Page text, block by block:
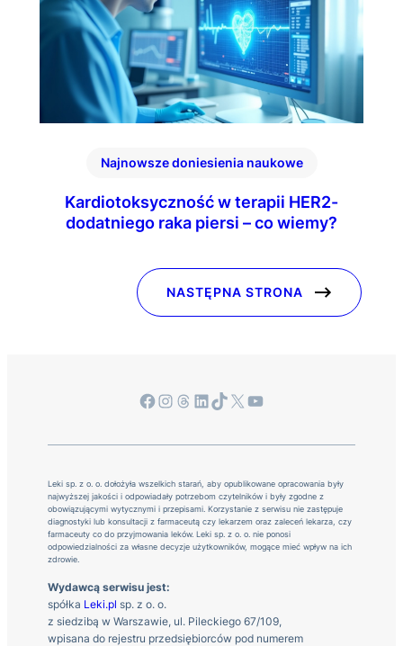
Najnowsze doniesienia naukowe
Kardiotoksyczność w terapii HER2-
dodatniego raka piersi – co wiemy?
NASTĘPNA STRONA
Facebook InstagramThreads LinkedIn TikTok X YouTube
Leki sp. z o. o. dołożyła wszelkich starań, aby opublikowane opracowania były
najwyższej jakości i odpowiadały potrzebom czytelników i były zgodne z
obowiązującymi wytycznymi i przepisami. Korzystanie z serwisu nie zastępuje
diagnostyki lub konsultacji z farmaceutą czy lekarzem oraz zaleceń lekarza, czy
farmaceuty co do przyjmowania leków. Leki sp. z o. o. nie ponosi
odpowiedzialności za własne decyzje użytkowników, mogące mieć wpływ na ich
zdrowie.
Wydawcą serwisu jest:
spółka Leki.pl sp. z o. o.
z siedzibą w Warszawie, ul. Pileckiego 67/109,
wpisana do rejestru przedsiębiorców pod numerem